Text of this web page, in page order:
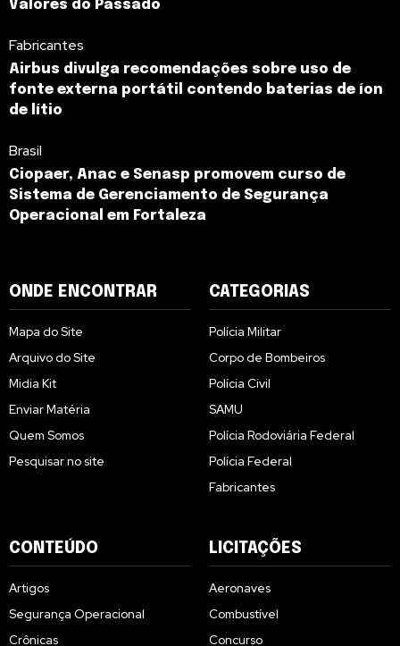
Valores do Passado
Fabricantes
Airbus divulga recomendações sobre uso de
fonte externa portátil contendo baterias de íon
de lítio
Brasil
Ciopaer, Anac e Senasp promovem curso de
Sistema de Gerenciamento de Segurança
Operacional em Fortaleza
ONDE ENCONTRAR
Mapa do Site
Arquivo do Site
Midia Kit
Enviar Matéria
Quem Somos
Pesquisar no site
CATEGORIAS
Polícia Militar
Corpo de Bombeiros
Polícia Civil
SAMU
Polícia Rodoviária Federal
Polícia Federal
Fabricantes
CONTEÚDO
Artigos
Segurança Operacional
Crônicas
LICITAÇÕES
Aeronaves
Combustível
Concurso